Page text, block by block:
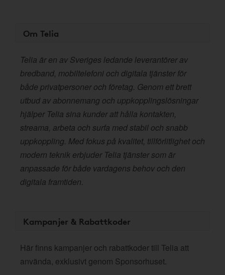
Om Telia
Telia är en av Sveriges ledande leverantörer av
bredband, mobiltelefoni och digitala tjänster för
både privatpersoner och företag. Genom ett brett
utbud av abonnemang och uppkopplingslösningar
hjälper Telia sina kunder att hålla kontakten,
streama, arbeta och surfa med stabil och snabb
uppkoppling. Med fokus på kvalitet, tillförlitlighet och
modern teknik erbjuder Telia tjänster som är
anpassade för både vardagens behov och den
digitala framtiden.
Kampanjer & Rabattkoder
Här finns kampanjer och rabattkoder till Telia att
använda, exklusivt genom Sponsorhuset.